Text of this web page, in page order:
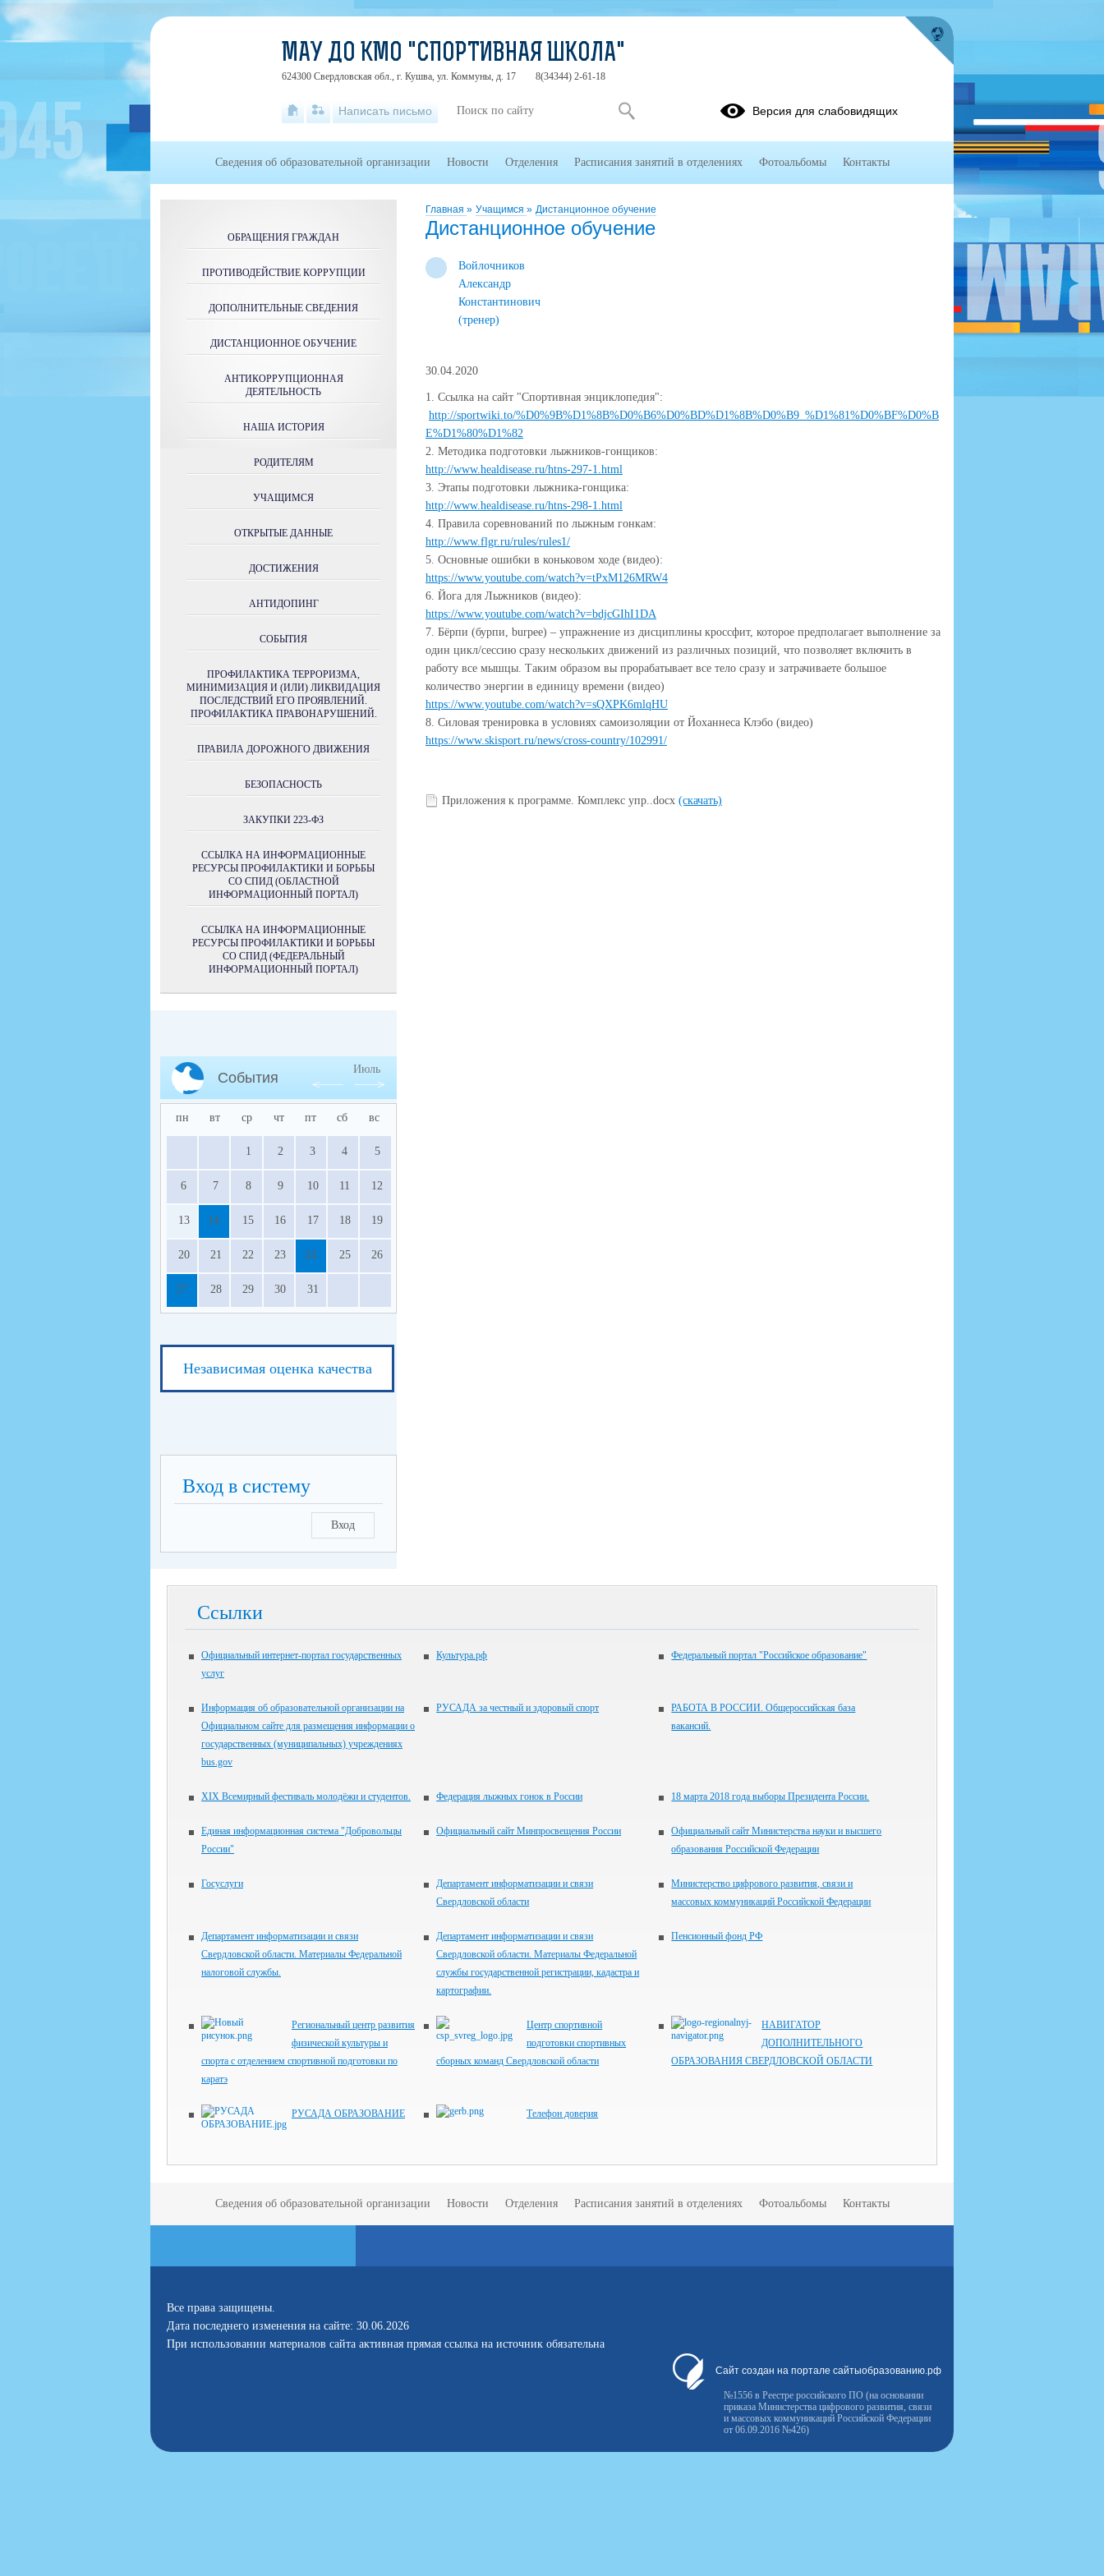
Главная » Учащимся » Дистанционное обучение
Дистанционное обучение
Войлочников
Александр
Константинович
(тренер)
30.04.2020
1. Ссылка на сайт "Спортивная энциклопедия":
http://sportwiki.to/%D0%9B%D1%8B%D0%B6%D0%BD%D1%8B%D0%B9_%D1%81%D0%BF%D0%B
E%D1%80%D1%82
2. Методика подготовки лыжников-гонщиков:
http://www.healdisease.ru/htns-297-1.html
3. Этапы подготовки лыжника-гонщика:
http://www.healdisease.ru/htns-298-1.html
4. Правила соревнований по лыжным гонкам:
http://www.flgr.ru/rules/rules1/
5. Основные ошибки в коньковом ходе (видео):
https://www.youtube.com/watch?v=tPxM126MRW4
6. Йога для Лыжников (видео):
https://www.youtube.com/watch?v=bdjcGIhI1DA
7. Бёрпи (бурпи, burpee) – упражнение из дисциплины кроссфит, которое предполагает выполнение за
один цикл/сессию сразу нескольких движений из различных позиций, что позволяет включить в
работу все мышцы. Таким образом вы прорабатывает все тело сразу и затрачиваете большое
количество энергии в единицу времени (видео)
https://www.youtube.com/watch?v=sQXPK6mlqHU
8. Силовая тренировка в условиях самоизоляции от Йоханнеса Клэбо (видео)
https://www.skisport.ru/news/cross-country/102991/
Приложения к программе. Комплекс упр..docx (скачать)
ОБРАЩЕНИЯ ГРАЖДАН
ПРОТИВОДЕЙСТВИЕ КОРРУПЦИИ
ДОПОЛНИТЕЛЬНЫЕ СВЕДЕНИЯ
ДИСТАНЦИОННОЕ ОБУЧЕНИЕ
АНТИКОРРУПЦИОННАЯ
ДЕЯТЕЛЬНОСТЬ
НАША ИСТОРИЯ
РОДИТЕЛЯМ
УЧАЩИМСЯ
ОТКРЫТЫЕ ДАННЫЕ
ДОСТИЖЕНИЯ
АНТИДОПИНГ
СОБЫТИЯ
ПРОФИЛАКТИКА ТЕРРОРИЗМА,
МИНИМИЗАЦИЯ И (ИЛИ) ЛИКВИДАЦИЯ
ПОСЛЕДСТВИЙ ЕГО ПРОЯВЛЕНИЙ.
ПРОФИЛАКТИКА ПРАВОНАРУШЕНИЙ.
ПРАВИЛА ДОРОЖНОГО ДВИЖЕНИЯ
БЕЗОПАСНОСТЬ
ЗАКУПКИ 223-ФЗ
ССЫЛКА НА ИНФОРМАЦИОННЫЕ
РЕСУРСЫ ПРОФИЛАКТИКИ И БОРЬБЫ
СО СПИД (ОБЛАСТНОЙ
ИНФОРМАЦИОННЫЙ ПОРТАЛ)
ССЫЛКА НА ИНФОРМАЦИОННЫЕ
РЕСУРСЫ ПРОФИЛАКТИКИ И БОРЬБЫ
СО СПИД (ФЕДЕРАЛЬНЫЙ
ИНФОРМАЦИОННЫЙ ПОРТАЛ)
События
Июль
пн вт ср чт пт сб вс
1 2 3 4 5
6 7 8 9 10 11 12
13 14 15 16 17 18 19
20 21 22 23 24 25 26
27 28 29 30 31
Независимая оценка качества
Вход в систему
Вход
Ссылки
Официальный интернет-портал государственных
услуг
Культура.рф Федеральный портал "Российское образование"
Информация об образовательной организации на
Официальном сайте для размещения информации о
государственных (муниципальных) учреждениях
bus.gov
РУСАДА за честный и здоровый спорт
РАБОТА В РОССИИ. Общероссийская база
вакансий.
XIX Всемирный фестиваль молодёжи и студентов. Федерация лыжных гонок в России 18 марта 2018 года выборы Президента России.
Единая информационная система "Добровольцы
России"
Официальный сайт Минпросвещения России
Официальный сайт Министерства науки и высшего
образования Российской Федерации
Госуслуги
Департамент информатизации и связи
Свердловской области
Министерство цифрового развития, связи и
массовых коммуникаций Российской Федерации
Департамент информатизации и связи
Свердловской области. Материалы Федеральной
налоговой службы.
Департамент информатизации и связи
Свердловской области. Материалы Федеральной
службы государственной регистрации, кадастра и
картографии.
Пенсионный фонд РФ
Региональный центр развития
физической культуры и
спорта с отделением спортивной подготовки по
каратэ
Центр спортивной
подготовки спортивных
сборных команд Свердловской области
НАВИГАТОР
ДОПОЛНИТЕЛЬНОГО
ОБРАЗОВАНИЯ СВЕРДЛОВСКОЙ ОБЛАСТИ
РУСАДА ОБРАЗОВАНИЕ Телефон доверия
МАУ ДО КМО "СПОРТИВНАЯ ШКОЛА"
624300 Свердловская обл., г. Кушва, ул. Коммуны, д. 17 8(34344) 2-61-18
Написать письмо Версия для слабовидящих
Сведения об образовательной организации Новости Отделения Расписания занятий в отделениях Фотоальбомы Контакты
Сведения об образовательной организации Новости Отделения Расписания занятий в отделениях Фотоальбомы Контакты
Все права защищены.
Дата последнего изменения на сайте: 30.06.2026
При использовании материалов сайта активная прямая ссылка на источник обязательна
Сайт создан на портале сайтыобразованию.рф
№1556 в Реестре российского ПО (на основании
приказа Министерства цифрового развития, связи
и массовых коммуникаций Российской Федерации
от 06.09.2016 №426)